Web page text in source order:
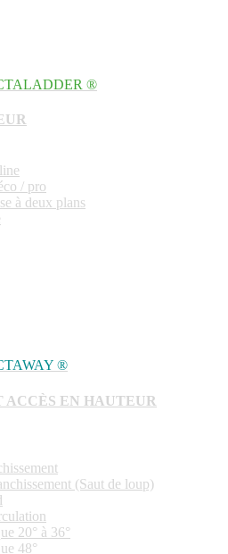
®
/ pro
à deux plans
®
EN HAUTEUR
(Saut de loup)
20° à 36°
48°